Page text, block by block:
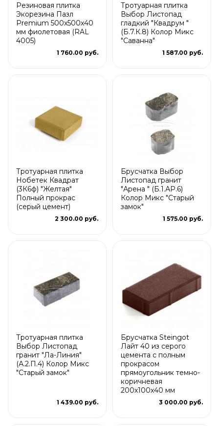
Резиновая плитка
Экорезина Пазл
Premium 500x500x40
мм фиолетовая (RAL
4005)
1 760.00 руб.
Тротуарная плитка
Выбор Листопад
гладкий "Квадрум "
(Б.7.К.8) Колор Микс
"Саванна"
1 587.00 руб.
Тротуарная плитка
Нобетек Квадрат
(3К6ф) "Желтая"
Полный прокрас
(серый цемент)
2 300.00 руб.
Брусчатка Выбор
Листопад гранит
"Арена " (Б.1.АР.6)
Колор Микс "Старый
замок"
1 575.00 руб.
Тротуарная плитка
Выбор Листопад
гранит "Ла-Линия"
(А.2.П.4) Колор Микс
"Старый замок"
1 439.00 руб.
Брусчатка Steingot
Лайт 40 из серого
цемента с полным
прокрасом
прямоугольник темно-
коричневая
200х100х40 мм
3 000.00 руб.